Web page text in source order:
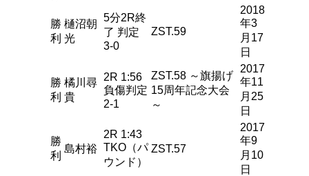
勝
利
樋沼朝
光
5分2R終
了 判定
3-0
ZST.59
2018
年3
月17
日
勝
利
橘川尋
貴
2R 1:56
負傷判定
2-1
ZST.58 ～旗揚げ
15周年記念大会
～
2017
年11
月25
日
勝
利
島村裕
2R 1:43
TKO（パ
ウンド）
ZST.57
2017
年9
月10
日